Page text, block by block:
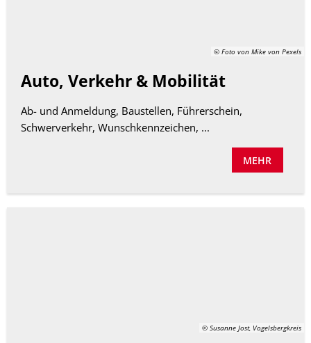
© Foto von Mike von Pexels
Auto, Verkehr & Mobilität
Ab- und Anmeldung, Baustellen, Führerschein,
Schwerverkehr, Wunschkennzeichen, ...
MEHR
© Susanne Jost, Vogelsbergkreis